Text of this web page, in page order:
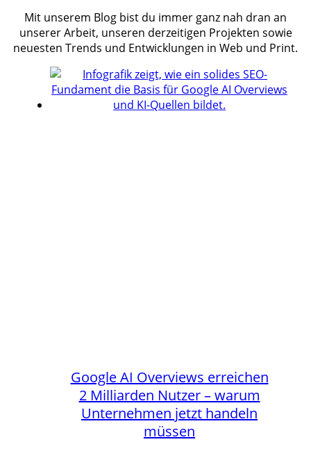
Mit unserem Blog bist du immer ganz nah dran an
unserer Arbeit, unseren derzeitigen Projekten sowie
neuesten Trends und Entwicklungen in Web und Print.
Google AI Overviews erreichen
2 Milliarden Nutzer – warum
Unternehmen jetzt handeln
müssen